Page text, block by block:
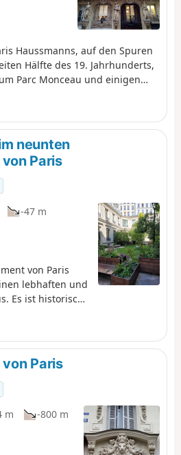
Haussmanns, auf den Spuren
Hälfte des 19. Jahrhunderts,
Parc Monceau und einigen
neunten
Paris
-47 m
von Paris
lebhaften und
Es ist historisch
zahlreiche
Als
es Kaufhäuser,
verbindet
mit neueren
ein
beiden
neunte
Paris
m
-800 m